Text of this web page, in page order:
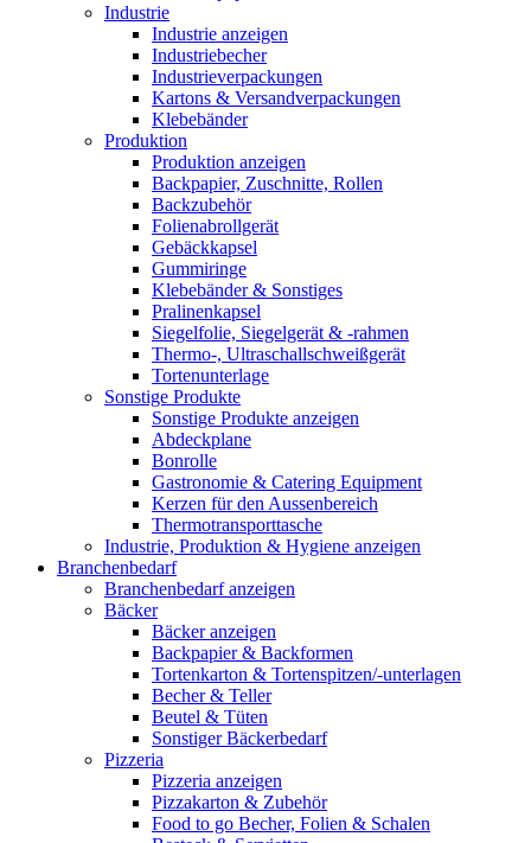
Industrie
Industrie anzeigen
Industriebecher
Industrieverpackungen
Kartons & Versandverpackungen
Klebebänder
Produktion
Produktion anzeigen
Backpapier, Zuschnitte, Rollen
Backzubehör
Folienabrollgerät
Gebäckkapsel
Gummiringe
Klebebänder & Sonstiges
Pralinenkapsel
Siegelfolie, Siegelgerät & -rahmen
Thermo-, Ultraschallschweißgerät
Tortenunterlage
Sonstige Produkte
Sonstige Produkte anzeigen
Abdeckplane
Bonrolle
Gastronomie & Catering Equipment
Kerzen für den Aussenbereich
Thermotransporttasche
Industrie, Produktion & Hygiene anzeigen
Branchenbedarf
Branchenbedarf anzeigen
Bäcker
Bäcker anzeigen
Backpapier & Backformen
Tortenkarton & Tortenspitzen/-unterlagen
Becher & Teller
Beutel & Tüten
Sonstiger Bäckerbedarf
Pizzeria
Pizzeria anzeigen
Pizzakarton & Zubehör
Food to go Becher, Folien & Schalen